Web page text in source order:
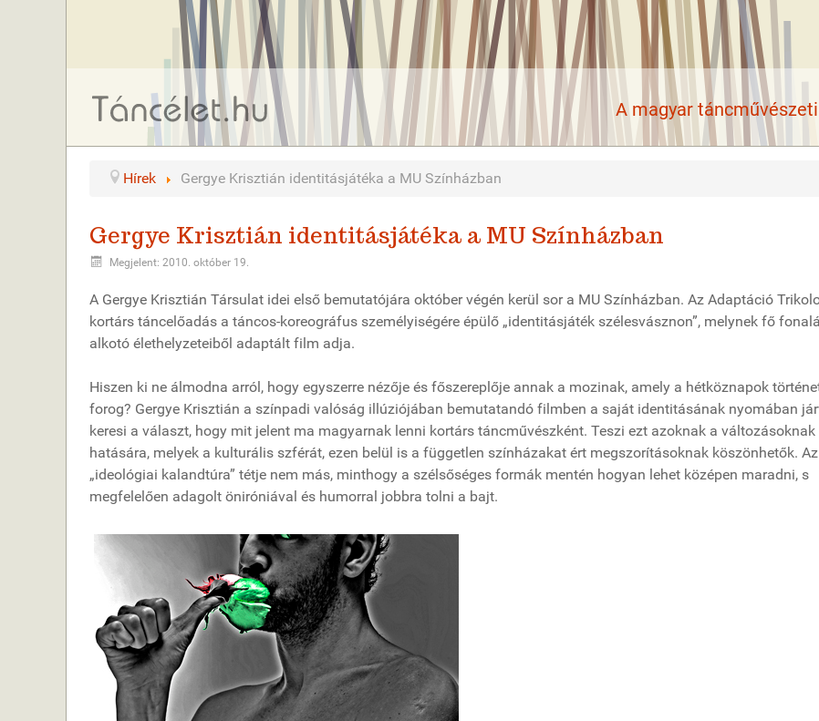
A magyar
Hírek Gergye Krisztián identitásjátéka a MU Színházban
Gergye Krisztián identitásjátéka a MU Színházban
Megjelent: 2010. október 19.
A Gergye Krisztián Társulat idei első bemutatójára október végén kerül sor a MU Színházban. Az Adaptáció
kortárs táncelőadás a táncos-koreográfus személyiségére épülő „identitásjáték szélesvásznon”, melynek fő
alkotó élethelyzeteiből adaptált film adja.
Hiszen ki ne álmodna arról, hogy egyszerre nézője és főszereplője annak a mozinak, amely a hétköznapok
forog? Gergye Krisztián a színpadi valóság illúziójában bemutatandó filmben a saját identitásának nyomában
keresi a választ, hogy mit jelent ma magyarnak lenni kortárs táncművészként. Teszi ezt azoknak a változásoknak
hatására, melyek a kulturális szférát, ezen belül is a független színházakat ért megszorításoknak köszönhetők. Az
„ideológiai kalandtúra” tétje nem más, minthogy a szélsőséges formák mentén hogyan lehet középen maradni, s
megfelelően adagolt öniróniával és humorral jobbra tolni a bajt.